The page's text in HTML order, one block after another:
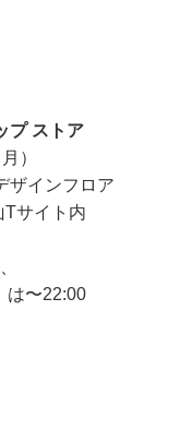
プ ストア
）
ザインフロア
Tサイト内
は〜22:00